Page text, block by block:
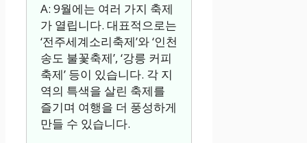
A: 9월에는 여러 가지 축제
가 열립니다. 대표적으로는
‘전주세계소리축제’와 ‘인천
송도 불꽃축제’, ‘강릉 커피
축제’ 등이 있습니다. 각 지
역의 특색을 살린 축제를
즐기며 여행을 더 풍성하게
만들 수 있습니다.